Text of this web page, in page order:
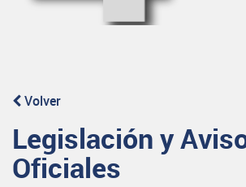
Volver
Legislación y
Oficiales